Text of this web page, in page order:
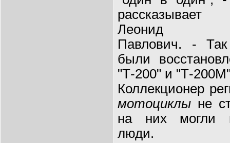
рассказывает
Леонид
Павлович. - Так
были
"Т-200" и "Т-
Коллекционер
мотоциклы не
на них могли
люди.